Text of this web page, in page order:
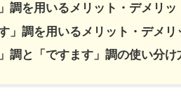
調を用いるメリット・デメリッ
」調を用いるメリット・デメリ
」調と「ですます」調の使い分け